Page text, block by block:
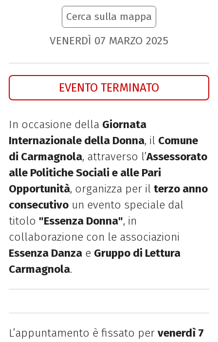
Cerca sulla mappa
VENERDÌ 07 MARZO 2025
EVENTO TERMINATO
In occasione della Giornata
Internazionale della Donna, il Comune
di Carmagnola, attraverso l’Assessorato
alle Politiche Sociali e alle Pari
Opportunità, organizza per il terzo anno
consecutivoun evento speciale dal
titolo "Essenza Donna", in
collaborazione con le associazioni
Essenza Danzae Gruppo di Lettura
Carmagnola.
L’appuntamento è fissato per venerdì 7